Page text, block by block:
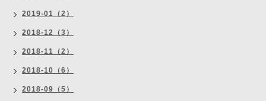
2019-01（2）
2018-12（3）
2018-11（2）
2018-10（6）
2018-09（5）